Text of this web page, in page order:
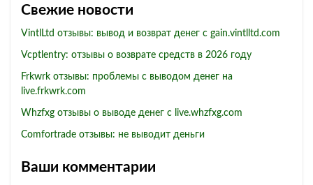
Свежие новости
VintlLtd отзывы: вывод и возврат денег с gain.vintlltd.com
Vcptlentry: отзывы о возврате средств в 2026 году
Frkwrk отзывы: проблемы с выводом денег на
live.frkwrk.com
Whzfxg отзывы о выводе денег с live.whzfxg.com
Comfortrade отзывы: не выводит деньги
Ваши комментарии